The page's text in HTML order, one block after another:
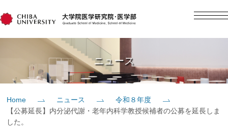
日本語
教育
ニュース
Home ニュース
令和８年度
【公募延長】内分泌代謝・老年内科学教授候補者の公募を延長しま
した。